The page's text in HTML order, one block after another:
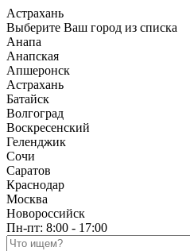
Астрахань
Выберите Ваш город из списка
Анапа
Анапская
Апшеронск
Астрахань
Батайск
Волгоград
Воскресенский
Геленджик
Сочи
Саратов
Краснодар
Москва
Новороссийск
Пн-пт: 8:00 - 17:00
Поиск по каталогу